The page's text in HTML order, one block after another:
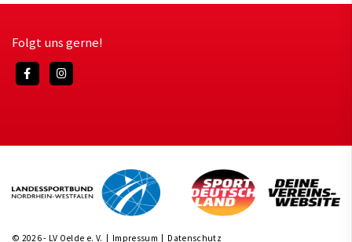
Folgt uns gerne!
© 2026 - LV Oelde e. V. | Impressum Datenschutz